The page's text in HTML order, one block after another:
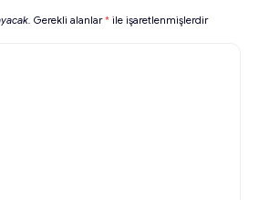
Gerekli alanlar* ile işaretlenmişlerdir